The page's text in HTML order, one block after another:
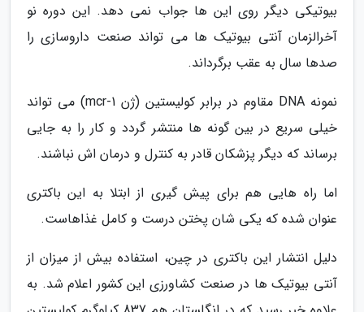
بیوتیکی دیگر روی این ها جواب نمی دهد. این دوره نو
آخرالزمان آنتی بیوتیک ها می تواند صنعت داروسازی را
صدها سال به عقب برگرداند.
نمونه DNA مقاوم در برابر کولیستین (ژن mcr-1) می تواند
خیلی سریع در بین گونه ها منتشر گردد و کار را به جایی
برساند که دیگر پزشکان قادر به کنترل و درمان اش نباشند.
اما راه هایی هم برای پیش گیری از ابتلا به این باکتری
عنوان شده که یکی شان پختن درست و کامل غذاهاست.
دلیل انتشار این باکتری در چین، استفاده بیش از میزان از
آنتی بیوتیک ها در صنعت کشاورزی این کشور اعلام شد. به